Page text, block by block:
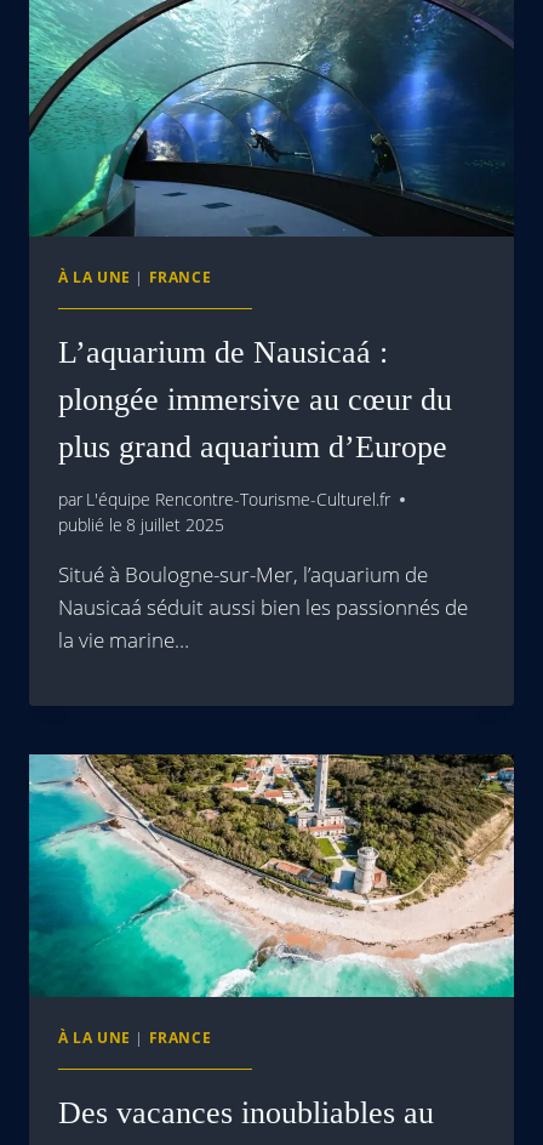
À LA UNE | FRANCE
L’aquarium de Nausicaá :
plongée immersive au cœur du
plus grand aquarium d’Europe
par L'équipe Rencontre-Tourisme-Culturel.fr
publié le 8 juillet 2025
Situé à Boulogne-sur-Mer, l’aquarium de
Nausicaá séduit aussi bien les passionnés de
la vie marine…
À LA UNE | FRANCE
Des vacances inoubliables au